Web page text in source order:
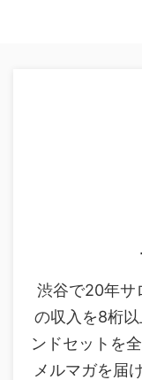
渋谷で20年サ
の収入を8桁
ンドセットを
メルマガを届